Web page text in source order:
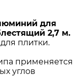
для
2,7 м.
плитки.
применяется
углов